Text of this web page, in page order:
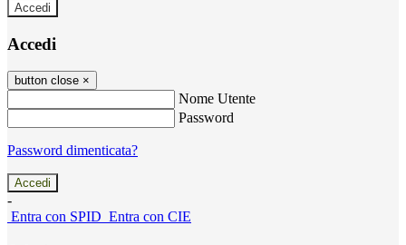
Accedi
Accedi
button close ×
Nome Utente
Password
Password dimenticata?
-
Entra con SPID Entra con CIE